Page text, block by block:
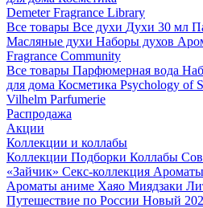
Demeter Fragrance Library
Все товары Все духи Духи 30 мл
Масляные духи Наборы духов
Fragrance Community
Все товары Парфюмерная вода
для дома Косметика Psychology of
Vilhelm Parfumerie
Распродажа
Акции
Коллекции и коллабы
Коллекции Подборки Коллабы
«Зайчик» Секс-коллекция
Ароматы аниме Хаяо Миядзаки
Путешествие по России Новый